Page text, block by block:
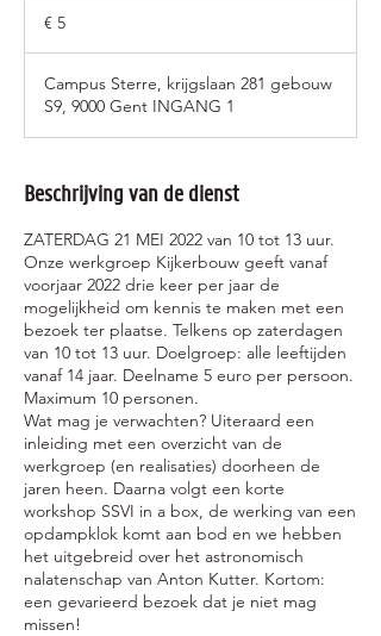
€ 5
Campus Sterre, krijgslaan 281 gebouw
S9, 9000 Gent INGANG 1
Beschrijving van de dienst
ZATERDAG 21 MEI 2022 van 10 tot 13 uur.
Onze werkgroep Kijkerbouw geeft vanaf
voorjaar 2022 drie keer per jaar de
mogelijkheid om kennis te maken met een
bezoek ter plaatse. Telkens op zaterdagen
van 10 tot 13 uur. Doelgroep: alle leeftijden
vanaf 14 jaar. Deelname 5 euro per persoon.
Maximum 10 personen.
Wat mag je verwachten? Uiteraard een
inleiding met een overzicht van de
werkgroep (en realisaties) doorheen de
jaren heen. Daarna volgt een korte
workshop SSVI in a box, de werking van een
opdampklok komt aan bod en we hebben
het uitgebreid over het astronomisch
nalatenschap van Anton Kutter. Kortom:
een gevarieerd bezoek dat je niet mag
missen!